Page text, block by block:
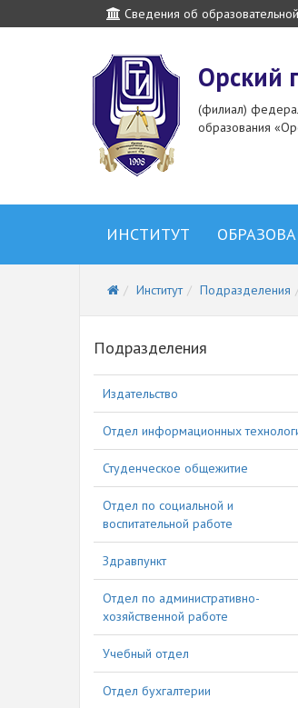
Сведения об
Орский
(филиал)
образования
ИНСТИТУТ
Институт Подразделения
Подразделения
Издательство
Отдел информационных
Студенческое общежитие
Отдел по социальной и
воспитательной работе
Здравпункт
Отдел по административно-
хозяйственной работе
Учебный отдел
Отдел бухгалтерии